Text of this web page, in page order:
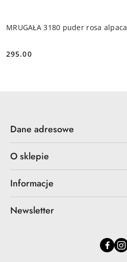
MRUGAŁA 3180 puder rosa alpaca
Cena:
295.00
Dane adresowe
O sklepie
Informacje
Newsletter